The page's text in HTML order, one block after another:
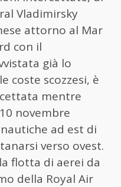
Vladimirsky
attorno al Mar
con il
già lo
coste scozzesi, è
mentre
novembre
ad est di
verso ovest.
flotta di aerei da
della Royal Air